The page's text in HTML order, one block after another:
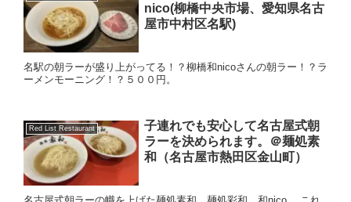
nico(柳橋中央市場、愛知県名古
屋市中村区名駅)
名駅の朝ラーが盛り上がってる！？柳橋和nicoさんの朝ラー！？ラ
ーメンモーニング！？５００円。
Red List Restaurant
子連れでも安心して名古屋式朝
ラーを決められます。＠麺処素
和（名古屋市熱田区金山町）